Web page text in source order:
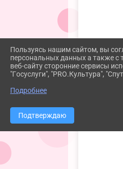
Пользуясь нашим сайтом, вы
персональных данных а также с
веб-сайту сторонние сервисы
"Госуслуги", "PRO.Культура",
Подробнее
Подтверждаю